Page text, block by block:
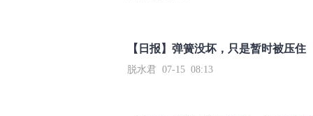
【日报】弹簧没坏，只是暂时被压住
脱水君 07-15 08:13